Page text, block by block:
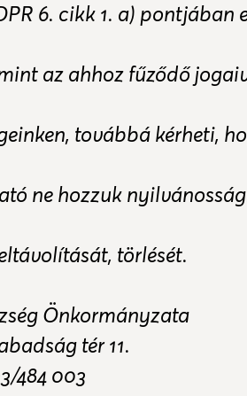
6. cikk 1. a) pontjában
az ahhoz fűződő
továbbá kérheti,
ne hozzuk
törlését.
Önkormányzata
tér 11.
484 003